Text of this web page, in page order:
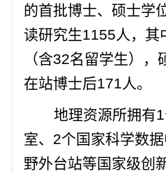
的首批博士、硕士学
读研究生1155人，其
（含32名留学生），
在站博士后171人。
地理资源所拥有
室、2个国家科学数
野外台站等国家级创